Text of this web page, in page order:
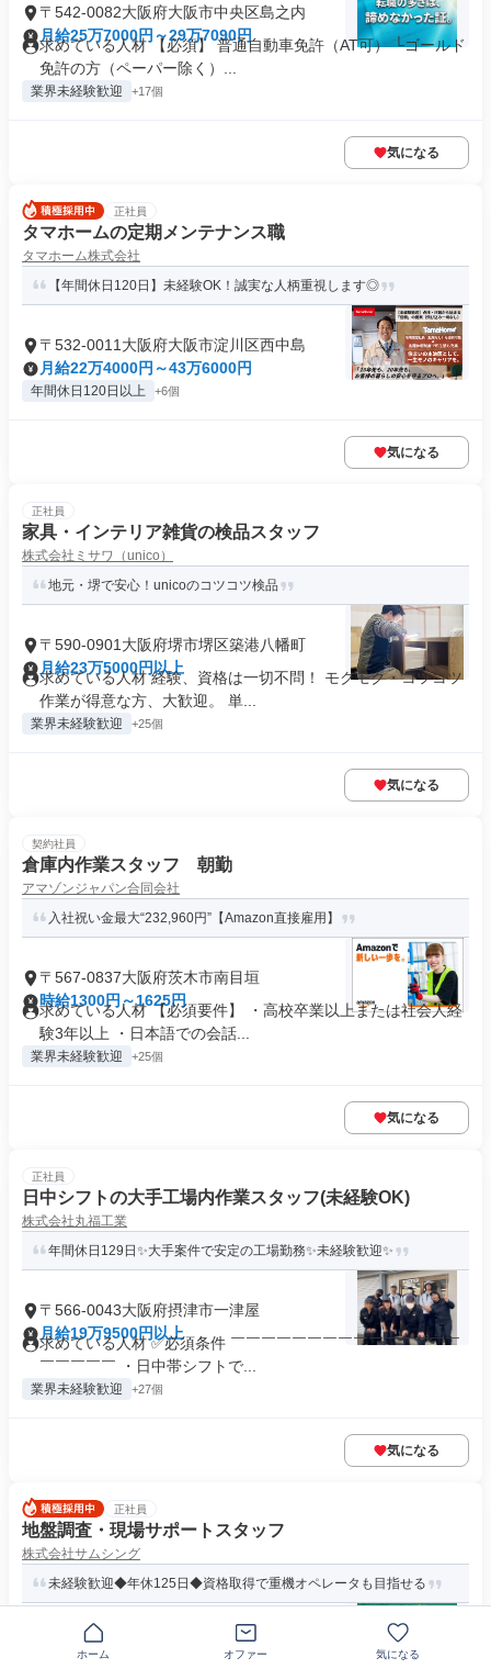
〒542-0082大阪府大阪市中央区島之内
月給25万7000円～29万7090円
求めている人材 【必須】 普通自動車免許（AT可） └ゴールド
免許の方（ペーパー除く）...
業界未経験歓迎 +17個
気になる
正社員
タマホームの定期メンテナンス職
タマホーム株式会社
【年間休日120日】未経験OK！誠実な人柄重視します◎
〒532-0011大阪府大阪市淀川区西中島
月給22万4000円～43万6000円
年間休日120日以上 +6個
気になる
正社員
家具・インテリア雑貨の検品スタッフ
株式会社ミサワ（unico）
地元・堺で安心！unicoのコツコツ検品
〒590-0901大阪府堺市堺区築港八幡町
月給23万5000円以上
求めている人材 経験、資格は一切不問！ モクモク・コツコツ
作業が得意な方、大歓迎。 単...
業界未経験歓迎 +25個
気になる
契約社員
倉庫内作業スタッフ 朝勤
アマゾンジャパン合同会社
入社祝い金最大“232,960円”【Amazon直接雇用】
〒567-0837大阪府茨木市南目垣
時給1300円～1625円
求めている人材 【必須要件】 ・高校卒業以上または社会人経
験3年以上 ・日本語での会話...
業界未経験歓迎 +25個
気になる
正社員
日中シフトの大手工場内作業スタッフ(未経験OK)
株式会社丸福工業
年間休日129日✨大手案件で安定の工場勤務✨未経験歓迎✨
〒566-0043大阪府摂津市一津屋
月給19万9500円以上
求めている人材 ✅必須条件 ￣￣￣￣￣￣￣￣￣￣￣￣￣￣￣
￣￣￣￣￣ ・日中帯シフトで...
業界未経験歓迎 +27個
気になる
正社員
地盤調査・現場サポートスタッフ
株式会社サムシング
未経験歓迎◆年休125日◆資格取得で重機オペレータも目指せる
〒564-0043大阪府吹田市南吹田
ホーム オファー 気になる